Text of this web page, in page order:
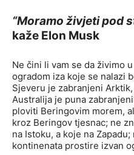
“Moramo živjeti pod
kaže Elon Musk
Ne čini li vam se da živimo
ogradom iza koje se nalazi
Sjeveru je zabranjeni
Australija je puna
ploviti Beringovim morem,
kroz Beringov tjesnac; ne
na Istoku, a koje na
kontinenata prostire izvan